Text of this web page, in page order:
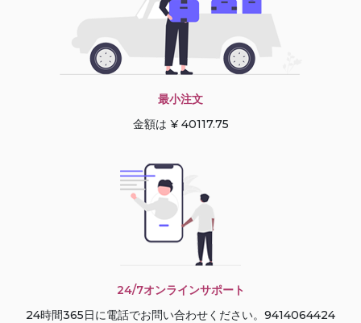
最小注文
金額は ¥ 40117.75
24/7オンラインサポート
24時間365日に電話でお問い合わせください。9414064424